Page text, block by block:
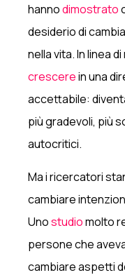
hannodimostrato
desiderio di
nella vita. In linea
crescerein una
accettabile:
più gradevoli, più
autocritici.
Ma i ricercatori
cambiare
Unostudiomolto
persone che
cambiare aspetti